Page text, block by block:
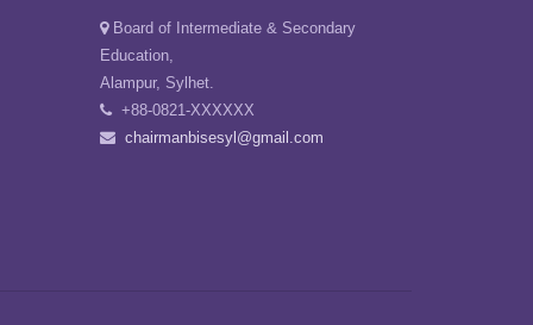
Board of Intermediate & Secondary
Education,
Alampur, Sylhet.
+88-0821-XXXXXX
chairmanbisesyl@gmail.com